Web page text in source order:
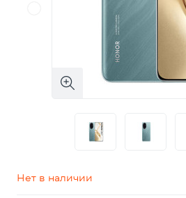
Нет в наличии